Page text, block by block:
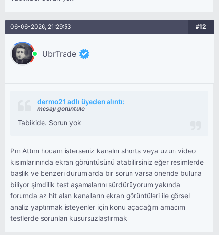
06-06-2026, 21:29:53 #12
UbrTrade
dermo21 adlı üyeden alıntı:
mesajı görüntüle
Tabikide. Sorun yok
Pm Attım hocam isterseniz kanalın shorts veya uzun video
kısımlarınında ekran görüntüsünü atabilirsiniz eğer resimlerde
başlık ve benzeri durumlarda bir sorun varsa öneride buluna
biliyor şimdilik test aşamalarını sürdürüyorum yakında
forumda az hit alan kanalların ekran görüntüleri ile görsel
analiz yaptırmak isteyenler için konu açacağım amacım
testlerde sorunları kusursuzlaştırmak